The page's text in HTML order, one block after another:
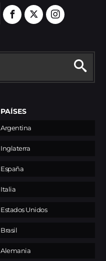
PAÍSES
Argentina
Inglaterra
España
Italia
Estados Unidos
Brasil
Alemania